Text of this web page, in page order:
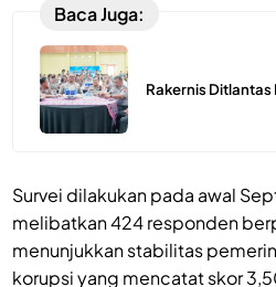
Baca Juga:
Rakernis
Survei dilakukan pada awal
melibatkan 424 responden
menunjukkan stabilitas
korupsi yang mencatat skor